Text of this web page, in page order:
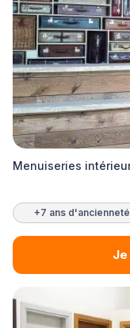
Menuiseries
+7 ans d'ancienneté